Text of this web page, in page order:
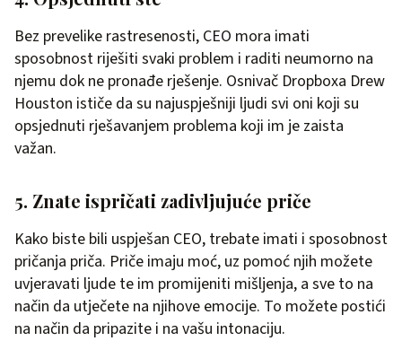
Bez prevelike rastresenosti, CEO mora imati
sposobnost riješiti svaki problem i raditi neumorno na
njemu dok ne pronađe rješenje. Osnivač Dropboxa Drew
Houston ističe da su najuspješniji ljudi svi oni koji su
opsjednuti rješavanjem problema koji im je zaista
važan.
5. Znate ispričati zadivljujuće priče
Kako biste bili uspješan CEO, trebate imati i sposobnost
pričanja priča. Priče imaju moć, uz pomoć njih možete
uvjeravati ljude te im promijeniti mišljenja, a sve to na
način da utječete na njihove emocije. To možete postići
na način da pripazite i na vašu intonaciju.